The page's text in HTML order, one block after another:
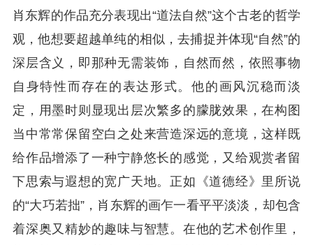
肖东辉的作品充分表现出“道法自然”这个古老的哲学
观，他想要超越单纯的相似，去捕捉并体现“自然”的
深层含义，即那种无需装饰，自然而然，依照事物
自身特性而存在的表达形式。他的画风沉稳而淡
定，用墨时则显现出层次繁多的朦胧效果，在构图
当中常常保留空白之处来营造深远的意境，这样既
给作品增添了一种宁静悠长的感觉，又给观赏者留
下思索与遐想的宽广天地。正如《道德经》里所说
的“大巧若拙”，肖东辉的画乍一看平平淡淡，却包含
着深奥又精妙的趣味与智慧。在他的艺术创作里，